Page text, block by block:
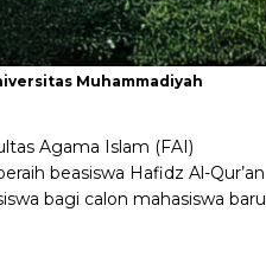
Muhammadiyah
Agama Islam (FAI)
beasiswa Hafidz Al-Qur’an
bagi calon mahasiswa baru